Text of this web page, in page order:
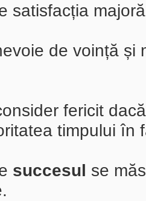
satisfacția
de voință
fericit
timpului în
succesul se